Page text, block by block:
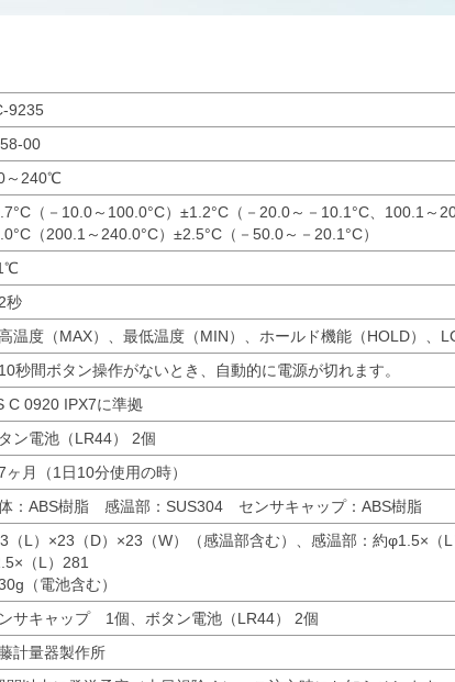
9235
00
～240℃
（－10.0～100.0°C）±1.2°C（－20.0～－10.1°C、100.1～
（200.1～240.0°C）±2.5°C（－50.0～－20.1°C）
秒
温度（MAX）、最低温度（MIN）、ホールド機能（HOLD）、
秒間ボタン操作がないとき、自動的に電源が切れます。
C 0920 IPX7に準拠
ン電池（LR44） 2個
ヶ月（1日10分使用の時）
：ABS樹脂 感温部：SUS304 センサキャップ：ABS樹脂
（L）×23（D）×23（W）（感温部含む）、感温部：約φ1.5×（L
（L）281
（電池含む）
サキャップ 1個、ボタン電池（LR44） 2個
計量器製作所